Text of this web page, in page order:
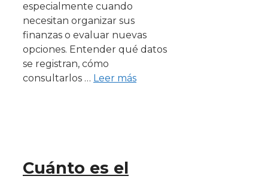
especialmente cuando
necesitan organizar sus
finanzas o evaluar nuevas
opciones. Entender qué datos
se registran, cómo
consultarlos … Leer más
Cuánto es el